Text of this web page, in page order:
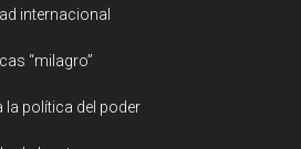
internacional
“milagro”
la política del poder